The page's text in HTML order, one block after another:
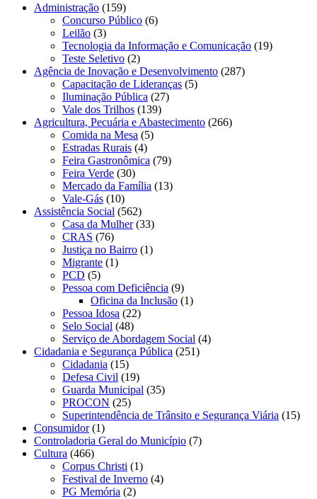
Administração (159)
Concurso Público (6)
Leilão (3)
Tecnologia da Informação e Comunicação (19)
Teste Seletivo (2)
Agência de Inovação e Desenvolvimento (287)
Capacitação de Lideranças (5)
Iluminação Pública (27)
Vale dos Trilhos (139)
Agricultura, Pecuária e Abastecimento (266)
Comida na Mesa (5)
Estradas Rurais (4)
Feira Gastronômica (79)
Feira Verde (30)
Mercado da Família (13)
Vale-Gás (10)
Assistência Social (562)
Casa da Mulher(33)
CRAS (76)
Justiça no Bairro (1)
Migrante (1)
PCD (5)
Pessoa com Deficiência (9)
Oficina da Inclusão (1)
Pessoa Idosa (22)
Selo Social (48)
Serviço de Abordagem Social (4)
Cidadania e Segurança Pública (251)
Cidadania (15)
Defesa Civil (19)
Guarda Municipal (35)
PROCON (25)
Superintendência de Trânsito e Segurança Viária (15)
Consumidor(1)
Controladoria Geral do Município (7)
Cultura (466)
Corpus Christi (1)
Festival de Inverno (4)
PG Memória (2)